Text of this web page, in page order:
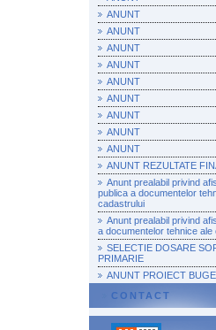
ANUNT
ANUNT
ANUNT
ANUNT
ANUNT
ANUNT
ANUNT
ANUNT
ANUNT
ANUNT REZULTATE
Anunt prealabil privind
publica a documentelor
cadastrului
Anunt prealabil privind
a documentelor tehnice ale
SELECTIE DOSARE
PRIMARIE
ANUNT PROIECT
CONTACT